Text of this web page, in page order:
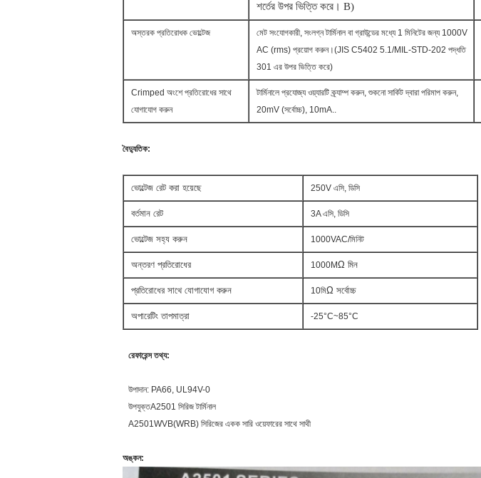
শর্তের উপর ভিত্তি করে। B)
অস্তরক প্রতিরোধক ভোল্টেজ
মেট সংযোগকারী, সংলগ্ন টার্মিনাল বা গ্রাউন্ডের মধ্যে 1 মিনিটের জন্য 1000V
AC (rms) প্রয়োগ করুন।(JIS C5402 5.1/MIL-STD-202 পদ্ধতি
301 এর উপর ভিত্তি করে)
Crimped অংশে প্রতিরোধের সাথে
যোগাযোগ করুন
টার্মিনালে প্রযোজ্য ওয়্যারটি ক্র্যাম্প করুন, শুকনো সার্কিট দ্বারা পরিমাপ করুন,
20mV (সর্বোচ্চ), 10mA..
বৈদ্যুতিক:
ভোল্টেজ রেট করা হয়েছে 250V এসি, ডিসি
বর্তমান রেট 3A এসি, ডিসি
ভোল্টেজ সহ্য করুন 1000VAC/মিনিট
অন্তরণ প্রতিরোধের 1000MΩ মিন
প্রতিরোধের সাথে যোগাযোগ করুন 10মিΩ সর্বোচ্চ
অপারেটিং তাপমাত্রা -25°C~85°C
রেফারেন্স তথ্য:
উপাদান: PA66, UL94V-0
উপযুক্তA2501 সিরিজ টার্মিনাল
A2501WVB(WRB) সিরিজের একক সারি ওয়েফারের সাথে সাথী
অঙ্কন: